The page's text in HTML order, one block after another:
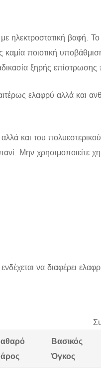
ηλεκτροστατική βαφή.
καμία ποιοτική
ξηρής επίστρωσης
ελαφρύ αλλά και
και του
Μην χρησιμοποιείτε
να διαφέρει
Βασικός
Όγκος